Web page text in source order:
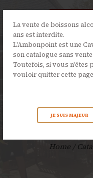
La vente de boissons
ans est interdite.
L'Ambonpoint est une
son catalogue sans
Toutefois, si vous n'êtes
vouloir quitter cette
JE SUIS MAJEUR
Home
LA CAVE
NOS